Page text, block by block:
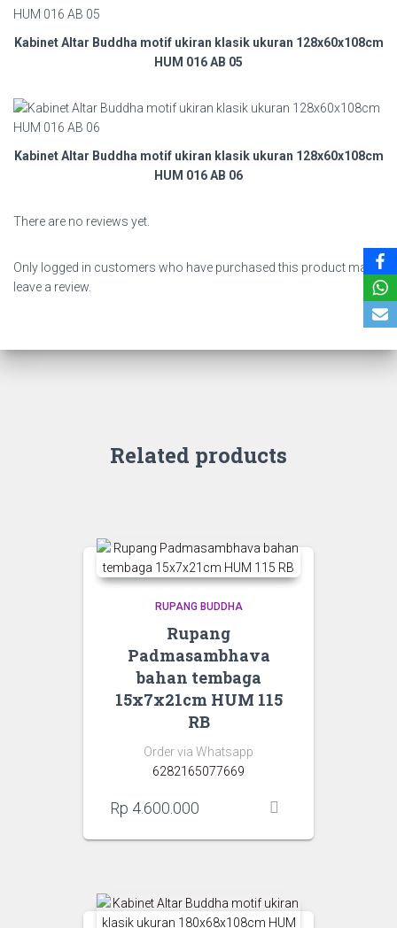
Kabinet Altar Buddha motif ukiran klasik ukuran 128x60x108cm
HUM 016 AB 05
Kabinet Altar Buddha motif ukiran klasik ukuran 128x60x108cm
HUM 016 AB 06
There are no reviews yet.
Only logged in customers who have purchased this product may
leave a review.
Related products
RUPANG BUDDHA
Rupang
Padmasambhava
bahan tembaga
15x7x21cm HUM 115
RB
Order via Whatsapp
6282165077669
Rp 4.600.000